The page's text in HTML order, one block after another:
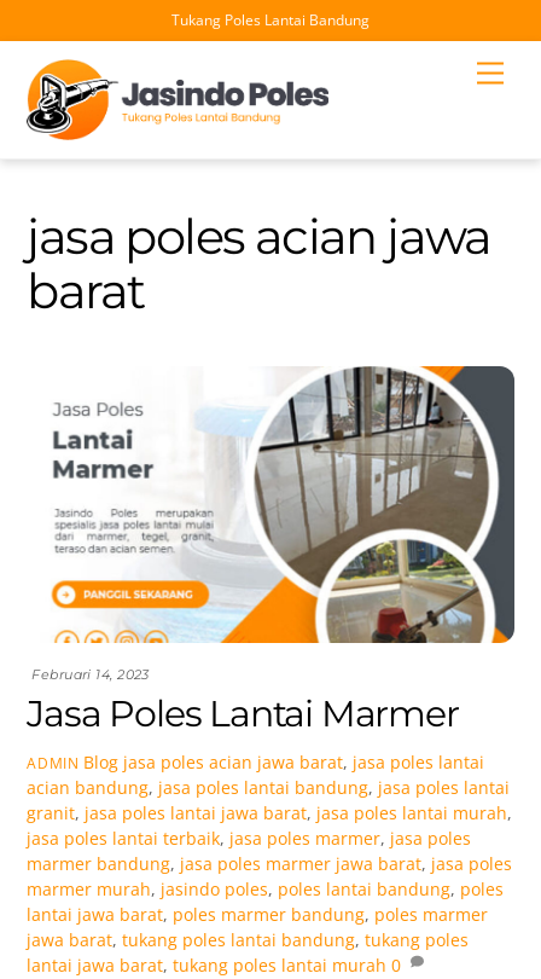
Tukang Poles Lantai Bandung
content
jasa poles acian jawa
barat
Februari 14, 2023
Jasa Poles Lantai Marmer
ADMIN Blog jasa poles acian jawa barat, jasa poles lantai
acian bandung, jasa poles lantai bandung, jasa poles lantai
granit, jasa poles lantai jawa barat, jasa poles lantai murah,
jasa poles lantai terbaik, jasa poles marmer, jasa poles
marmer bandung, jasa poles marmer jawa barat, jasa poles
marmer murah, jasindo poles, poles lantai bandung, poles
lantai jawa barat, poles marmer bandung, poles marmer
jawa barat,tukang poles lantai bandung,tukang poles
lantai jawa barat,tukang poles lantai murah 0